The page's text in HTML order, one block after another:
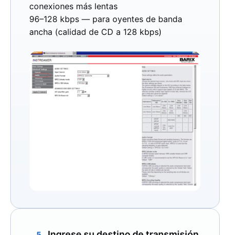
conexiones más lentas
96–128 kbps — para oyentes de banda
ancha (calidad de CD a 128 kbps)